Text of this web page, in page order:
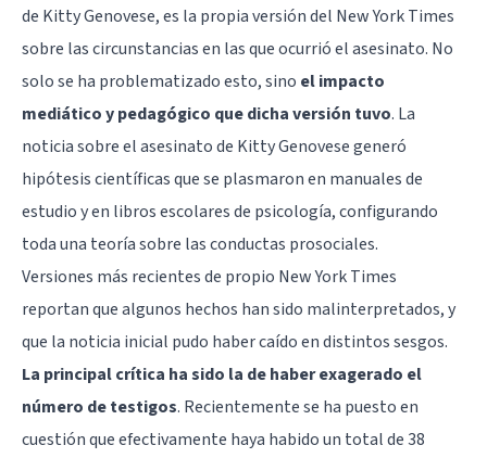
de Kitty Genovese, es la propia versión del New York Times
sobre las circunstancias en las que ocurrió el asesinato. No
solo se ha problematizado esto, sino el impacto
mediático y pedagógico que dicha versión tuvo. La
noticia sobre el asesinato de Kitty Genovese generó
hipótesis científicas que se plasmaron en manuales de
estudio y en libros escolares de psicología, configurando
toda una teoría sobre las conductas prosociales.
Versiones más recientes de propio New York Times
reportan que algunos hechos han sido malinterpretados, y
que la noticia inicial pudo haber caído en distintos sesgos.
La principal crítica ha sido la de haber exagerado el
número de testigos. Recientemente se ha puesto en
cuestión que efectivamente haya habido un total de 38